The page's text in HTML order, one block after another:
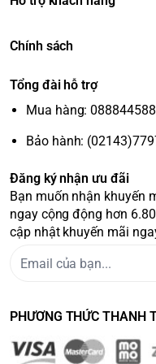
Chính sách
Tổng đài hỗ trợ
Mua hàng:
Bảo hành:
Đăng ký nhận ưu đãi
Bạn muốn nhận khuyến
ngay cộng động hơn
cập nhật khuyến mãi
PHƯƠNG THỨC THANH